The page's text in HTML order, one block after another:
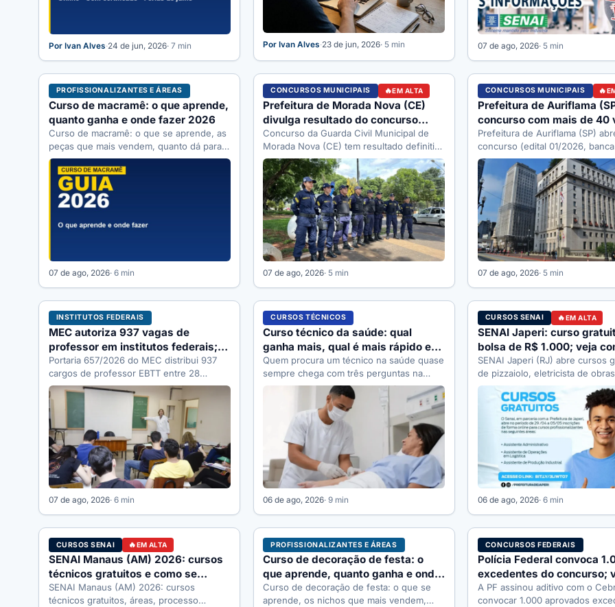
Por Ivan Alves·24 de jun, 2026· 7 min Por Ivan Alves·23 de jun, 2026· 5 min 07 de ago, 2026· 5 min
PROFISSIONALIZANTES E ÁREAS
Curso de macramê: o que aprende,
quanto ganha e onde fazer 2026
Curso de macramê: o que se aprende, as
peças que mais vendem, quanto dá para
ganhar, quanto custa…
07 de ago, 2026· 6 min
CONCURSOS MUNICIPAIS EM ALTA
Prefeitura de Morada Nova (CE)
divulga resultado do concurso
GCM: 33 vagas e R$ 1.777,76
Concurso da Guarda Civil Municipal de
Morada Nova (CE) tem resultado definitivo
da prova objetiva divulgado. Veja as…
07 de ago, 2026· 5 min
CONCURSOS MUNICIPAIS
Prefeitura de Auriflama
concurso com mais de 40
salário de até R$ 6,5 mil
Prefeitura de Auriflama (SP)
concurso (edital 01/2026,
com mais de 40 cargos. Veja
salários…
07 de ago, 2026· 5 min
INSTITUTOS FEDERAIS
MEC autoriza 937 vagas de
professor em institutos federais;
veja lista
Portaria 657/2026 do MEC distribui 937
cargos de professor EBTT entre 28
institutos federais. Veja a lista completa…
07 de ago, 2026· 6 min
CURSOS TÉCNICOS
Curso técnico da saúde: qual
ganha mais, qual é mais rápido e
onde sai de graça
Quem procura um técnico na saúde quase
sempre chega com três perguntas na
cabeça: qual paga melhor, qual…
06 de ago, 2026· 9 min
CURSOS SENAI EM ALTA
SENAI Japeri: curso
bolsa de R$ 1.000; veja
funciona
SENAI Japeri (RJ) abre cursos
de pizzaiolo, eletricista de
e pintor com bolsa-auxílio de
06 de ago, 2026· 6 min
CURSOS SENAI EM ALTA
SENAI Manaus (AM) 2026: cursos
técnicos gratuitos e como se
inscrever
SENAI Manaus (AM) 2026: cursos
técnicos gratuitos, áreas, processo
PROFISSIONALIZANTES E ÁREAS
Curso de decoração de festa: o
que aprende, quanto ganha e onde
fazer 2026
Curso de decoração de festa: o que se
aprende, os nichos que mais vendem,
CONCURSOS FEDERAIS
Polícia Federal convoca
excedentes do concurso;
cargo
A PF assinou aditivo com o
convocar 1.000 aprovados